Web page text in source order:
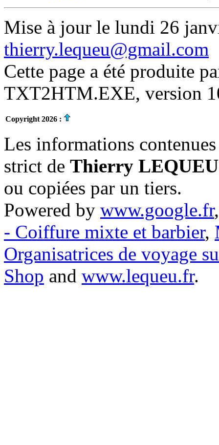
Mise à jour le lundi 26
thierry.lequeu@gmail.com
Cette page a été produite
TXT2HTM.EXE, version
Copyright 2026 :
Les informations
strict de Thierry LEQUEU
ou copiées par un tiers.
Powered by www.google.fr
- Coiffure mixte et barbier,
Organisatrices de voyage
Shop and www.lequeu.fr.